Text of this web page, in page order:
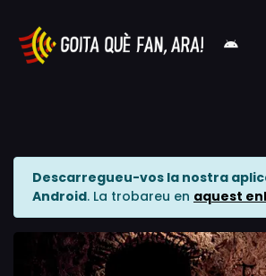
Descarregueu-vos la nostra
Android. La trobareu en aquest